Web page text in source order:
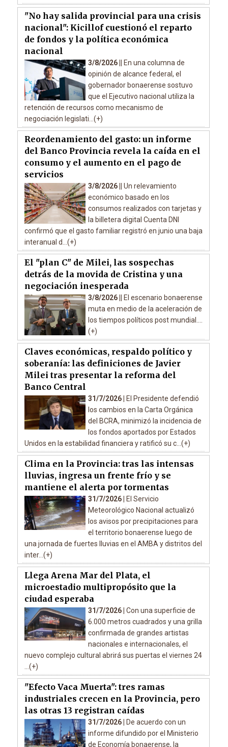
"No hay salida provincial para una crisis
nacional": Kicillof cuestionó el reparto
de fondos y la política económica
nacional
3/8/2026 ||
En una columna de
opinión de alcance federal, el
gobernador bonaerense sostuvo
que el Ejecutivo nacional utiliza la
retención de recursos como mecanismo de
negociación legislati...(+)
Reordenamiento del gasto: un informe
del Banco Provincia revela la caída en el
consumo y el aumento en el pago de
servicios
3/8/2026 || Un relevamiento
económico basado en los
consumos realizados con tarjetas y
la billetera digital Cuenta DNI
confirmó que el gasto familiar registró en junio una baja
interanual d...(+)
El "plan C" de Milei, las sospechas
detrás de la movida de Cristina y una
negociación inesperada
3/8/2026 ||
El escenario bonaerense
muta en medio de la aceleración de
los tiempos políticos post mundial....
(+)
Claves económicas, respaldo político y
soberanía: las definiciones de Javier
Milei tras presentar la reforma del
Banco Central
31/7/2026 |
El Presidente defendió
los cambios en la Carta Orgánica
del BCRA, minimizó la incidencia de
los fondos aportados por Estados
Unidos en la estabilidad financiera y ratificó su c...(+)
Clima en la Provincia: tras las intensas
lluvias, ingresa un frente frío y se
mantiene el alerta por tormentas
31/7/2026 |
El Servicio
Meteorológico Nacional actualizó
los avisos por precipitaciones para
el territorio bonaerense luego de
una jornada de fuertes lluvias en el AMBA y distritos del
inter...(+)
Llega Arena Mar del Plata, el
microestadio multipropósito que la
ciudad esperaba
31/7/2026 | Con una superficie de
6.000 metros cuadrados y una grilla
confirmada de grandes artistas
nacionales e internacionales, el
nuevo complejo cultural abrirá sus puertas el viernes 24
...(+)
"Efecto Vaca Muerta": tres ramas
industriales crecen en la Provincia, pero
las otras 13 registran caídas
31/7/2026 |
De acuerdo con un
informe difundido por el Ministerio
de Economía bonaerense, la